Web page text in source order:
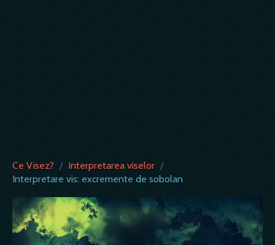
Ce Visez? / Interpretarea viselor /
Interpretare vis: excremente de sobolan